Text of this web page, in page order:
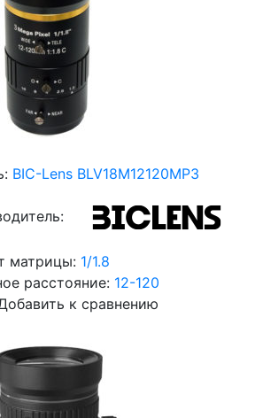
BIC-Lens BLV18M12120MP3
матрицы: 1/1.8
расстояние: 12-120
к сравнению